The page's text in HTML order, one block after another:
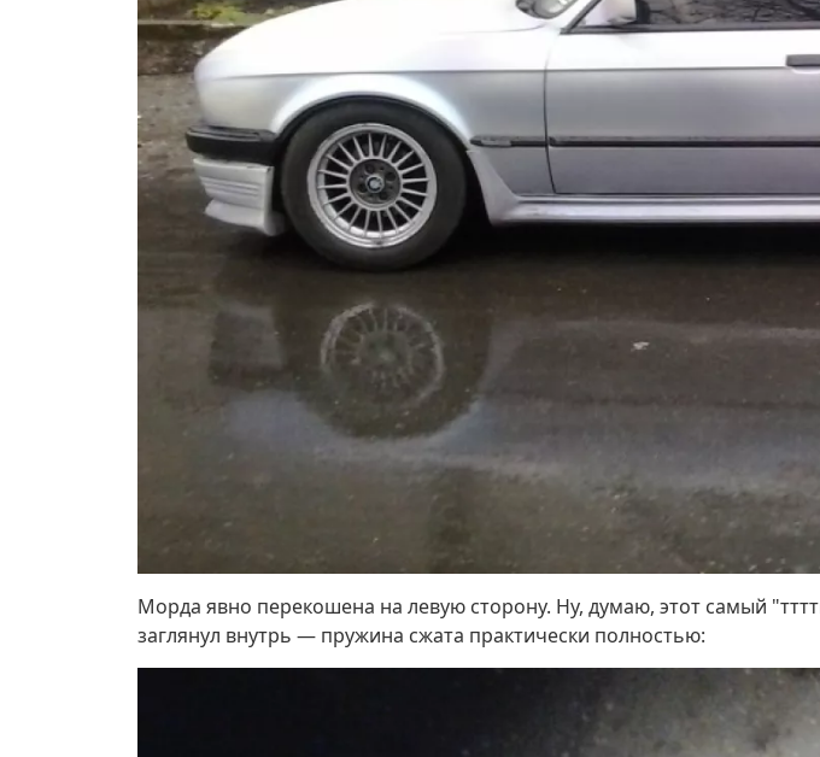
Морда явно перекошена на левую сторону. Ну, думаю, этот самый
заглянул внутрь — пружина сжата практически полностью: